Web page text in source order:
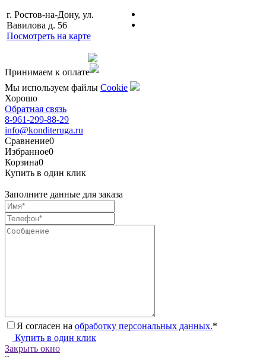
г. Ростов-на-Дону, ул.
Вавилова д. 56
Посмотреть на карте
Принимаем к оплате
Мы используем файлы Сookie
Хорошо
Обратная связь
8-961-299-88-29
info@konditeruga.ru
Сравнение0
Избранное0
Корзина0
Купить в один клик
Заполните данные для заказа
Я согласен на обработку персональных данных.*
Купить в один клик
Закрыть окно